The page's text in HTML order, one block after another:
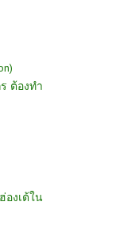
ต้องทำ
องเต้ใน